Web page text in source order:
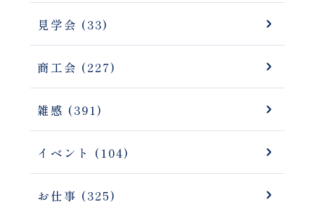
見学会 (33)
商工会 (227)
雑感 (391)
イベント (104)
お仕事 (325)